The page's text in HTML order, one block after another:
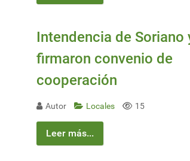
Intendencia de Soriano
firmaron convenio de
cooperación
Autor Locales 15
Leer más...